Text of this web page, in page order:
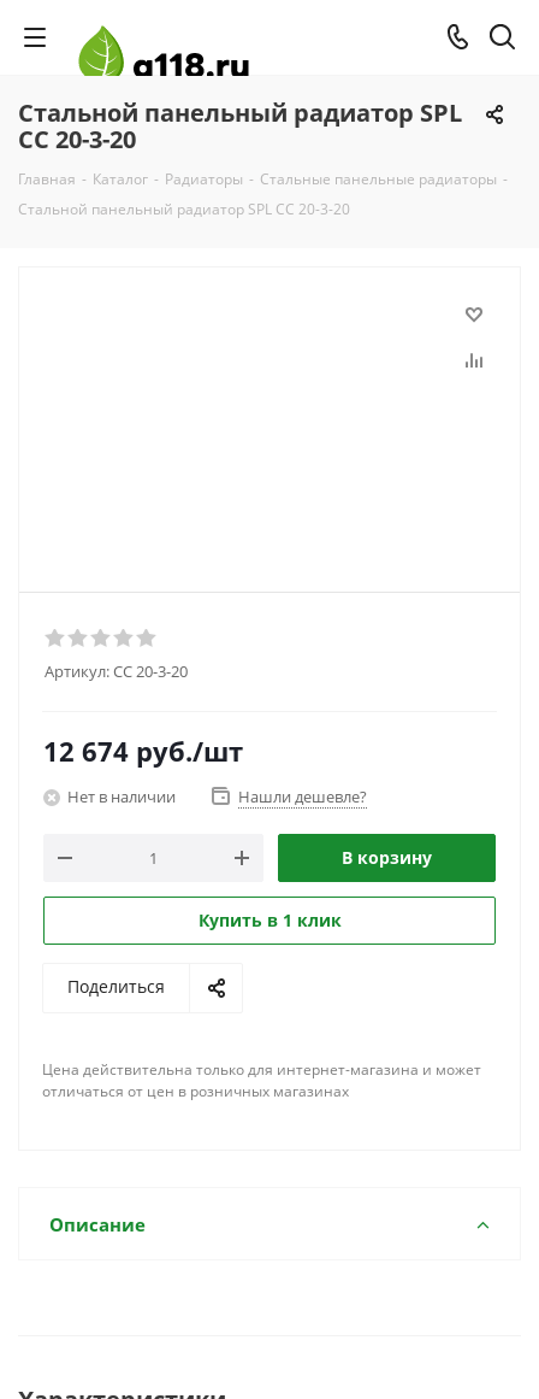
Стальной панельный радиатор SPL
CC 20-3-20
Главная - Каталог - Радиаторы - Стальные панельные радиаторы -
Стальной панельный радиатор SPL CC 20-3-20
Артикул:CC 20-3-20
12 674 руб./шт
Нет в наличии Нашли дешевле?
В корзину
Купить в 1 клик
Поделиться
Цена действительна только для интернет-магазина и может
отличаться от цен в розничных магазинах
Описание